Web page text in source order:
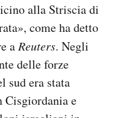
alla Striscia di
come ha detto
a Reuters. Negli
delle forze
sud era stata
Cisgiordania e